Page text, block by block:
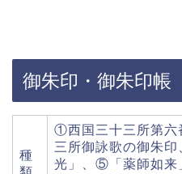
御朱印・御朱印帳
種
①西国三十三所第六
三所御詠歌の御朱
光」、⑤「薬師如